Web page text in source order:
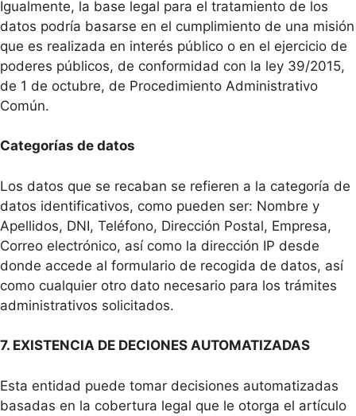
Igualmente, la base legal para el tratamiento de los
datos podría basarse en el cumplimiento de una misión
que es realizada en interés público o en el ejercicio de
poderes públicos, de conformidad con la ley 39/2015,
de 1 de octubre, de Procedimiento Administrativo
Común.
Categorías de datos
Los datos que se recaban se refieren a la categoría de
datos identificativos, como pueden ser: Nombre y
Apellidos, DNI, Teléfono, Dirección Postal, Empresa,
Correo electrónico, así como la dirección IP desde
donde accede al formulario de recogida de datos, así
como cualquier otro dato necesario para los trámites
administrativos solicitados.
7. EXISTENCIA DE DECIONES AUTOMATIZADAS
Esta entidad puede tomar decisiones automatizadas
basadas en la cobertura legal que le otorga el artículo